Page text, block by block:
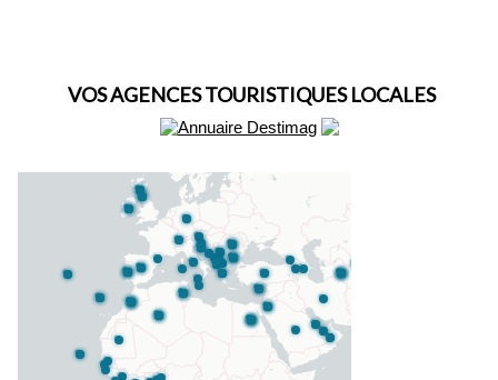
VOS AGENCES TOURISTIQUES LOCALES